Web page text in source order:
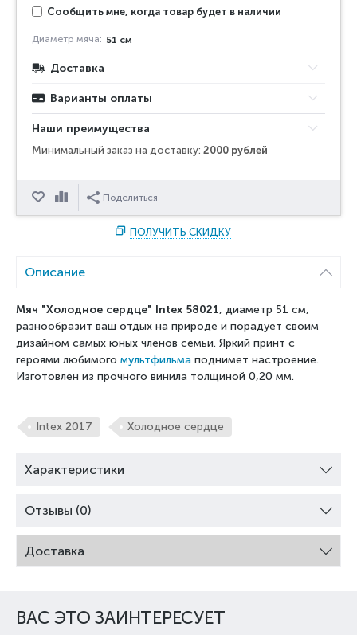
Сообщить мне, когда товар будет в наличии
Диаметр мяча: 51 см
Доставка
Варианты оплаты
Наши преимущества
Минимальный заказ на доставку: 2000 рублей
ОтложитьСравнитьПоделиться
ПОЛУЧИТЬ СКИДКУ
Описание
Мяч "Холодное сердце" Intex 58021, диаметр 51 см,
разнообразит ваш отдых на природе и порадует своим
дизайном самых юных членов семьи. Яркий принт с
героями любимого мультфильма поднимет настроение.
Изготовлен из прочного винила толщиной 0,20 мм.
Intex 2017 Холодное сердце
Характеристики
Отзывы (0)
Доставка
ВАС ЭТО ЗАИНТЕРЕСУЕТ